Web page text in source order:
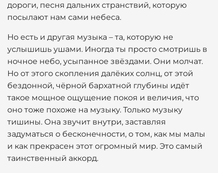
дороги, песня дальних странствий, которую
посылают нам сами небеса.
Но есть и другая музыка – та, которую не
услышишь ушами. Иногда ты просто смотришь в
ночное небо, усыпанное звёздами. Они молчат.
Но от этого скопления далёких солнц, от этой
бездонной, чёрной бархатной глубины идёт
такое мощное ощущение покоя и величия, что
оно тоже похоже на музыку. Только музыку
тишины. Она звучит внутри, заставляя
задуматься о бесконечности, о том, как мы малы
и как прекрасен этот огромный мир. Это самый
таинственный аккорд.